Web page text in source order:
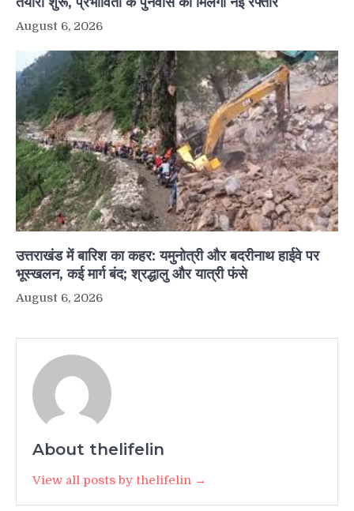
August 6, 2026
उत्तराखंड में बारिश का कहर: यमुनोत्री और बदरीनाथ हाईवे पर
भूस्खलन, कई मार्ग बंद; श्रद्धालु और यात्री फंसे
August 6, 2026
About thelifelin
View all posts by thelifelin →